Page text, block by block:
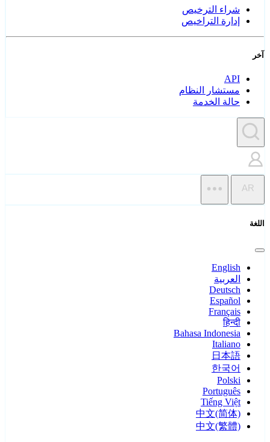
شراء الترخيص
إدارة التراخيص
آخر
API
مستشار النظام
حالة الخدمة
AR
اللغة
English
العربية
Deutsch
Español
Français
हिन्दी
Bahasa Indonesia
Italiano
日本語
한국어
Polski
Português
Tiếng Việt
中文(简体)
中文(繁體)